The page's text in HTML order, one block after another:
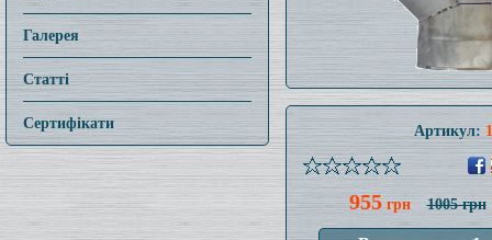
Галерея
Статті
Сертифікати Артикул:
955грн 1005 грн